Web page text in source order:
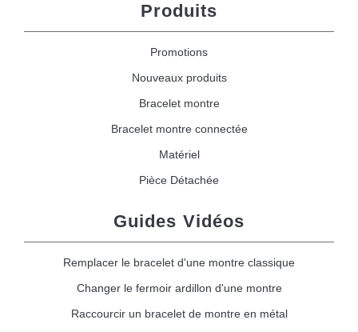
Produits
Promotions
Nouveaux produits
Bracelet montre
Bracelet montre connectée
Matériel
Pièce Détachée
Guides Vidéos
Remplacer le bracelet d'une montre classique
Changer le fermoir ardillon d'une montre
Raccourcir un bracelet de montre en métal